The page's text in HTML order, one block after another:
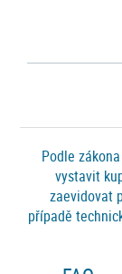
Podle
vystavit
zaevidovat
případě